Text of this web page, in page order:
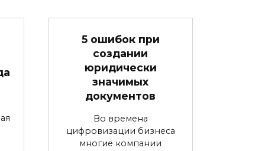
5 ошибок при
создании
юридически
значимых
документов
Во времена
цифровизации бизнеса
многие компании